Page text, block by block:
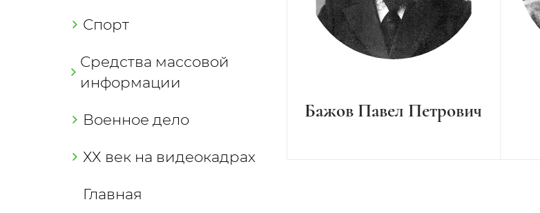
Спорт
Средства массовой
информации
Военное дело
ХХ век на видеокадрах
Главная
Бажов Павел Петрович